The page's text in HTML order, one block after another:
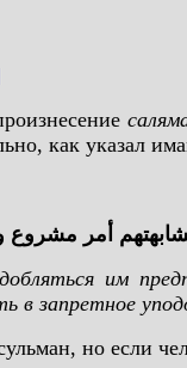
как указал
أمر مشروع
им
в запретное
но если